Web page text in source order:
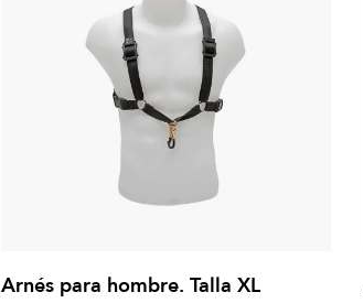
Arnés para hombre. Talla XL